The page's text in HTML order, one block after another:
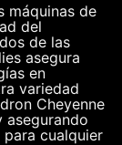
máquinas de
del
de las
asegura
en
variedad
Cheyenne
asegurando
cualquier